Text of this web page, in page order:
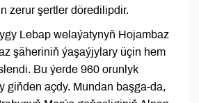
zerur şertler döredilipdir.
Lebap welaýatynyň Hojambaz
şäheriniň ýaşaýjylary üçin hem
Bu ýerde 960 orunlyk
giňden açdy. Mundan başga-da,